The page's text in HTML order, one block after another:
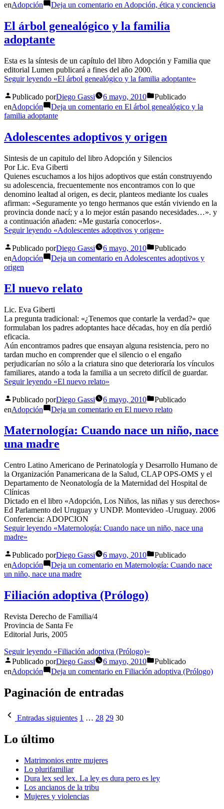
enAdopción Deja un comentario en Adopción, ética y conciencia
El árbol genealógico y la familia
adoptante
Esta es la síntesis de un capítulo del libro Adopción y Familia que
editorial Lumen publicará a fines del año 2000.
Seguir leyendo «El árbol genealógico y la familia adoptante»
Publicado porDiego Gassi 6 mayo, 2010
Publicado
enAdopción Deja un comentario en El árbol genealógico y la
familia adoptante
Adolescentes adoptivos y origen
Sintesis de un capitulo del libro Adopción y Silencios
Por Lic. Eva Giberti
Quienes escuchamos a los hijos adoptivos que están construyendo
su adolescencia, frecuentemente nos encontramos con lo que
denomino lealtad al origen, es decir, planteos mediante los cuales
afirman: «Seguramente yo tengo hermanos que están viviendo en la
provincia donde nací; y a lo mejor están pasando necesidades…». y
a continuación añaden: «Me gustaría conocerlos».
Seguir leyendo «Adolescentes adoptivos y origen»
Publicado porDiego Gassi 6 mayo, 2010
Publicado
enAdopción Deja un comentario en Adolescentes adoptivos y
origen
El nuevo relato
Lic. Eva Giberti
La pregunta tradicional: «¿Tenemos que contarle la verdad?» que
formulaban los padres adoptantes hace décadas, hoy en día perdió
eficacia.
Aún encontramos padres que ensayan alguna resistencia, pero no
tardan mucho en comprender que el silencio o el engaño
perjudicarían no sólo a la criatura sino que deterioraría los vínculos
familiares, atando a toda la familia a un secreto difícil de guardar.
Seguir leyendo «El nuevo relato»
Publicado porDiego Gassi 6 mayo, 2010
Publicado
enAdopción Deja un comentario en El nuevo relato
Maternología: Cuando nace un niño, nace
una madre
Centro Latino Americano de Perinatología y Desarrollo Humano de
la Organización Panamericana de la Salud, CLAP OPS-OMS y el
Departamento de Neonatología de la Maternidad del Hospital de
Clínicas
Dictado en el libro «Adopción, Los Niños, las niñas y sus derechos»
Ed Parlamento del Uruguay y UNDP. Montevideo -Uruguay. 2006
Conferencia: ADOPCION
Seguir leyendo «Maternología: Cuando nace un niño, nace una
madre»
Publicado porDiego Gassi 6 mayo, 2010
Publicado
enAdopción Deja un comentario en Maternología: Cuando nace
un niño, nace una madre
Filiación adoptiva (Prólogo)
Revista Derecho de Familia/4
Provincia de Santa Fe
Editorial Juris, 2005
Seguir leyendo «Filiación adoptiva (Prólogo)»
Publicado porDiego Gassi 6 mayo, 2010
Publicado
enAdopción Deja un comentario en Filiación adoptiva (Prólogo)
Paginación de entradas
Entradas siguientes 1 … 28 29 30
Lo último
Matrimonios entre mujeres
Lo plurifamiliar
Dura lex sed lex. La ley es dura pero es ley
Los ancianos de la tribu
Mujeres y violencias